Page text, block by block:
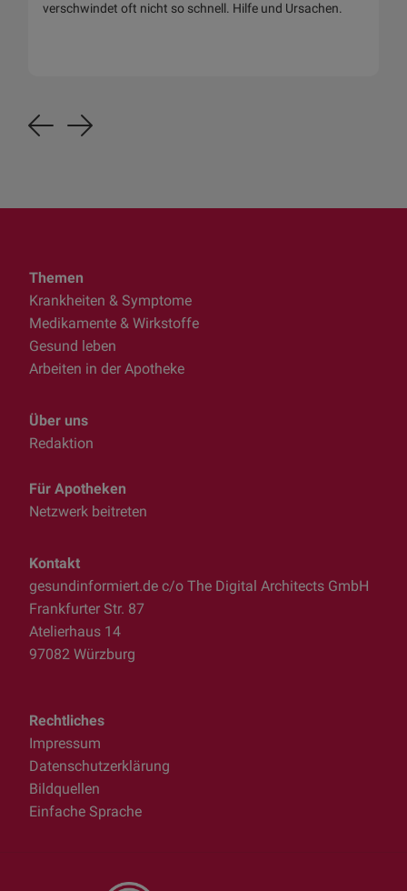
verschwindet oft nicht so schnell. Hilfe und Ursachen.
Previous
Next
Themen
Krankheiten & Symptome
Medikamente & Wirkstoffe
Gesund leben
Arbeiten in der Apotheke
Über uns
Redaktion
Für Apotheken
Netzwerk beitreten
Kontakt
gesundinformiert.de c/o The Digital Architects GmbH
Frankfurter Str. 87
Atelierhaus 14
97082 Würzburg
Rechtliches
Impressum
Datenschutzerklärung
Bildquellen
Einfache Sprache